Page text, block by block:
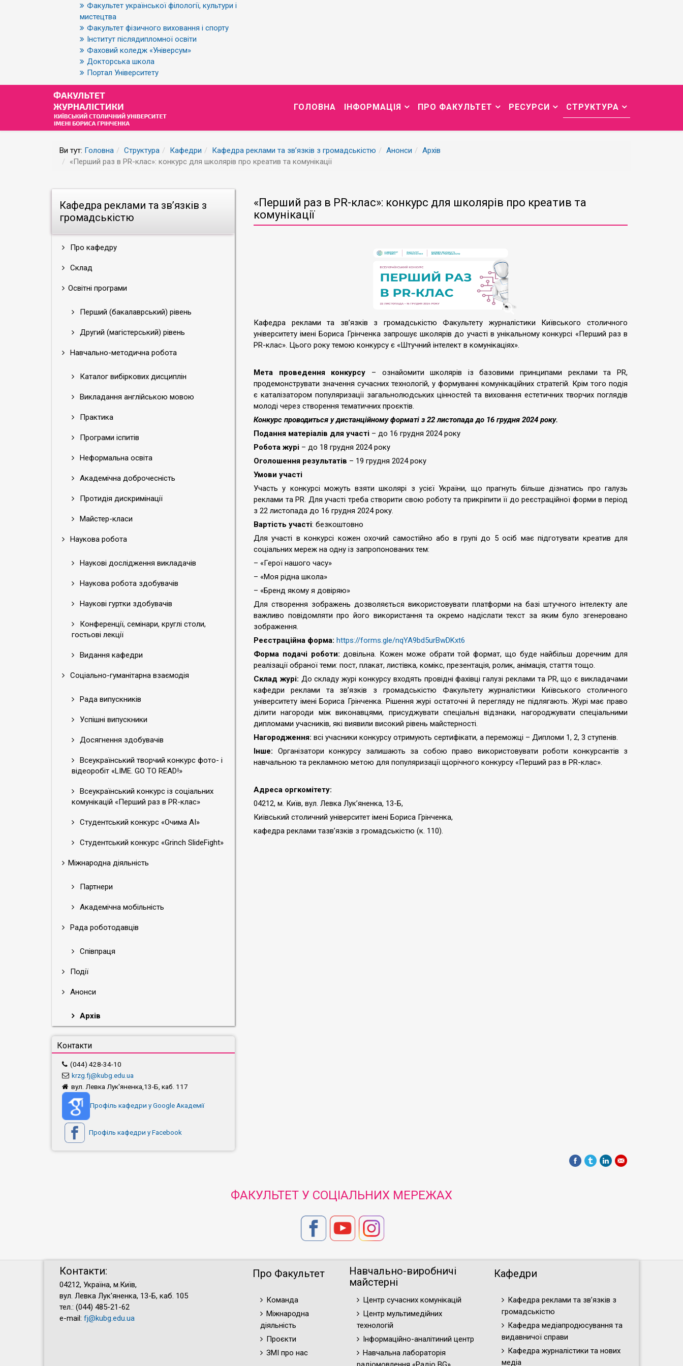
Факультет української філології, культури і
мистецтва
Факультет фізичного виховання і спорту
Інститут післядипломної освіти
Фаховий коледж «Універсум»
Докторська школа
Портал Університету
ГОЛОВНА ІНФОРМАЦІЯ ПРО ФАКУЛЬТЕТ РЕСУРСИ СТРУКТУРА
Ви тут: Головна Структура Кафедри Кафедра реклами та зв’язків з громадськістю Анонси
Архів
«Перший раз в PR-клас»: конкурс для школярів про креатив та комунікації
Кафедра реклами та зв’язків з
громадськістю
Про кафедру
Склад
Освітні програми
Перший (бакалаврський) рівень
Другий (магістерський) рівень
Навчально-методична робота
Каталог вибіркових дисциплін
Викладання англійською мовою
Практика
Програми іспитів
Неформальна освіта
Академічна доброчесність
Протидія дискримінації
Майстер-класи
Наукова робота
Наукові дослідження викладачів
Наукова робота здобувачів
Наукові гуртки здобувачів
Конференції, семінари, круглі столи,
гостьові лекції
Видання кафедри
Соціально-гуманітарна взаємодія
Рада випускників
Успішні випускники
Досягнення здобувачів
Всеукраїнський творчий конкурс фото- і
відеоробіт «LIME. GO TO READ!»
Всеукраїнський конкурс із соціальних
комунікацій «Перший раз в PR-клас»
Студентський конкурс «Очима АІ»
Студентський конкурс «Grinch SlideFight»
Міжнародна діяльність
Партнери
Академічна мобільність
Рада роботодавців
Співпраця
Події
Анонси
Архів
Контакти
(044) 428-34-10
krzg.fj@kubg.edu.ua
вул. Левка Лук'яненка,13-Б, каб. 117
Профіль кафедри у Google Академії
Профіль кафедри у Facebook
«Перший раз в PR-клас»: конкурс для школярів про креатив та
комунікації
Кафедра реклами та зв’язків з громадськістю Факультету журналістики Київського столичного
університету імені Бориса Грінченка запрошує школярів до участі в унікальному конкурсі «Перший раз в
PR-клас». Цього року темою конкурсу є «Штучний інтелект в комунікаціях».
Мета проведення конкурсу – ознайомити школярів із базовими принципами реклами та PR,
продемонструвати значення сучасних технологій, у формуванні комунікаційних стратегій. Крім того подія
є каталізатором популяризації загальнолюдських цінностей та виховання естетичних творчих поглядів
молоді через створення тематичних проєктів.
Конкурс проводиться у дистанційному форматі з 22 листопада до 16 грудня 2024 року.
Подання матеріалів для участі – до 16 грудня 2024 року
Робота журі – до 18 грудня 2024 року
Оголошення результатів – 19 грудня 2024 року
Умови участі
Участь у конкурсі можуть взяти школярі з усієї України, що прагнуть більше дізнатись про галузь
реклами та PR. Для участі треба створити свою роботу та прикріпити її до реєстраційної форми в період
з 22 листопада до 16 грудня 2024 року.
Вартість участі: безкоштовно
Для участі в конкурсі кожен охочий самостійно або в групі до 5 осіб має підготувати креатив для
соціальних мереж на одну із запропонованих тем:
– «Герої нашого часу»
– «Моя рідна школа»
– «Бренд якому я довіряю»
Для створення зображень дозволяється використовувати платформи на базі штучного інтелекту але
важливо повідомляти про його використання та окремо надіслати текст за яким було згенеровано
зображення.
Реєстраційна форма: https://forms.gle/nqYA9bd5urBwDKxt6
Форма подачі роботи: довільна. Кожен може обрати той формат, що буде найбільш доречним для
реалізації обраної теми: пост, плакат, листівка, комікс, презентація, ролик, анімація, стаття тощо.
Склад журі: До складу журі конкурсу входять провідні фахівці галузі реклами та PR, що є викладачами
кафедри реклами та звʼязків з громадськістю Факультету журналістики Київського столичного
університету імені Бориса Грінченка. Рішення журі остаточні й перегляду не підлягають. Журі має право
ділити нагороди між виконавцями, присуджувати спеціальні відзнаки, нагороджувати спеціальними
дипломами учасників, які виявили високий рівень майстерності.
Нагородження: всі учасники конкурсу отримують сертифікати, а переможці – Дипломи 1, 2, 3 ступенів.
Інше: Організатори конкурсу залишають за собою право використовувати роботи конкурсантів з
навчальною та рекламною метою для популяризації щорічного конкурсу «Перший раз в PR-клас».
Адреса оргкомітету:
04212, м. Київ, вул. Левка Лук’яненка, 13-Б,
Київський столичний університет імені Бориса Грінченка,
кафедра реклами тазвʼязків з громадськістю (к. 110).
ФАКУЛЬТЕТ У СОЦІАЛЬНИХ МЕРЕЖАХ
Контакти:
04212, Україна, м.Київ,
вул. Левка Лук'яненка, 13-Б, каб. 105
тел.: (044) 485-21-62
e-mail: fj@kubg.edu.ua
Про Факультет
Команда
Міжнародна
діяльність
Проєкти
ЗМІ про нас
Навчально-виробничі
майстерні
Центр сучасних комунікацій
Центр мультимедійних
технологій
Інформаційно-аналітиний центр
Навчальна лабораторія
Кафедри
Кафедра реклами та зв’язків з
громадськістю
Кафедра медіапродюсування та
видавничої справи
Кафедра журналістики та нових
медіа